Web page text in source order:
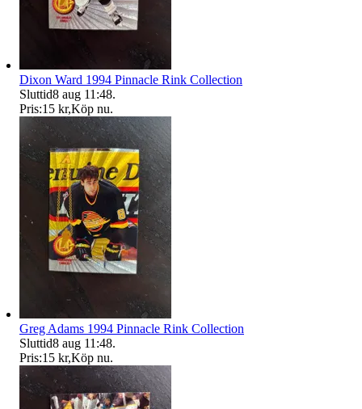
Dixon Ward 1994 Pinnacle Rink Collection
Sluttid8 aug 11:48.
Pris:15 kr,Köp nu.
Greg Adams 1994 Pinnacle Rink Collection
Sluttid8 aug 11:48.
Pris:15 kr,Köp nu.